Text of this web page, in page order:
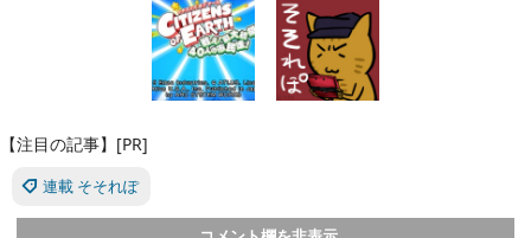
【注目の記事】[PR]
連載 そそれぽ